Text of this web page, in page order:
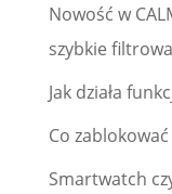
Nowość w
szybkie
Jak działa
Co
Smartwatch